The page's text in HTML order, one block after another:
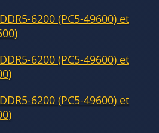
6200 (PC5-49600) et
6200 (PC5-49600) et
6200 (PC5-49600) et